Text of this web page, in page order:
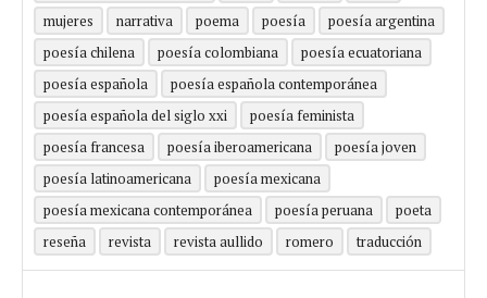
mujeres
narrativa poema poesía
poesía argentina
poesía chilena
poesía colombiana
poesía ecuatoriana
poesía española
poesía española contemporánea
poesía española del siglo xxi
poesía feminista
poesía francesa
poesía iberoamericana
poesía joven
poesía latinoamericana
poesía mexicana
poesía mexicana contemporánea
poesía peruana
poeta
reseña
revista revista aullido romero traducción